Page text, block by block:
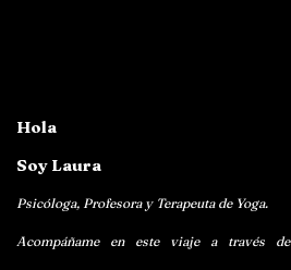
Hola
Soy Laura
Psicóloga, Profesora y Terapeuta de Yoga.
Acompáñame en este viaje a través de